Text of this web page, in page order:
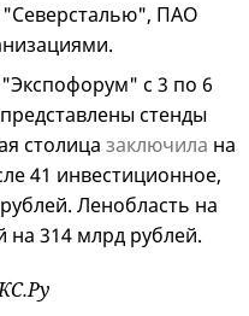
"Северсталью", ПАО
с 3 по 6
стенды
столица заключила на
41 инвестиционное,
Ленобласть на
на 314 млрд рублей.